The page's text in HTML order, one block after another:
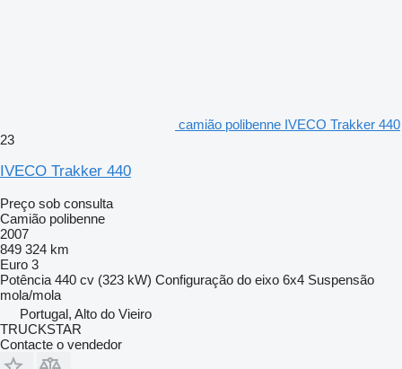
camião polibenne IVECO Trakker 440
23
IVECO Trakker 440
Preço sob consulta
Camião polibenne
2007
849 324 km
Euro 3
Potência 440 cv (323 kW) Configuração do eixo 6x4 Suspensão
mola/mola
Portugal, Alto do Vieiro
TRUCKSTAR
Contacte o vendedor